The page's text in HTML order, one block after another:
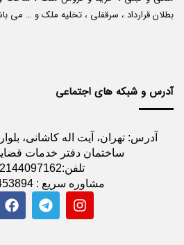
بطلان قرارداد ، سرقفلی ، تخلیه ملک و … می
آدرس و شبکه های اجتماعی
آدرس: تهران، آیت اله کاشانی،
تلفن:02144097162
مشاوره سریع : 09125453894